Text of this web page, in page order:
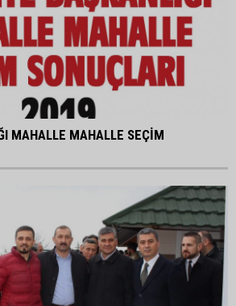
MAHALLE MAHALLE SEÇİM